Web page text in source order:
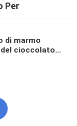
Per
di marmo
cioccolato